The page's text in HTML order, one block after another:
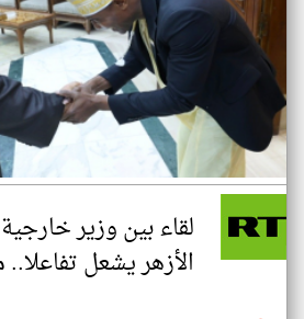
لقاء بين وزير
الأزهر يشعل